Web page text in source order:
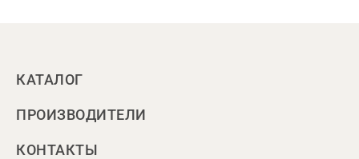
КАТАЛОГ
ПРОИЗВОДИТЕЛИ
КОНТАКТЫ